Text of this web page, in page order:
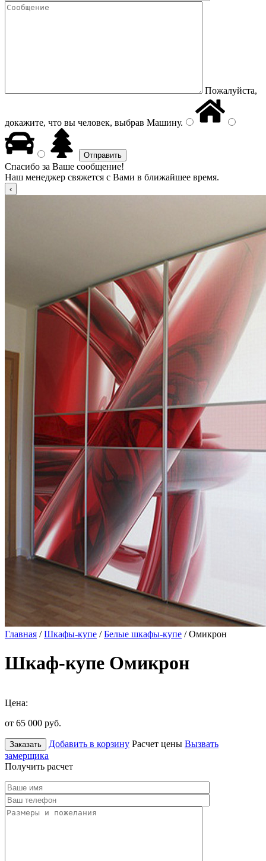
Пожалуйста,
докажите, что вы человек, выбрав Машину.
Спасибо за Ваше сообщение!
Наш менеджер свяжется с Вами в ближайшее время.
Главная /Шкафы-купе /Белые шкафы-купе / Омикрон
Шкаф-купе Омикрон
Цена:
от 65 000 руб.
Заказать Добавить в корзину Расчет цены Вызвать
замерщика
Получить расчет